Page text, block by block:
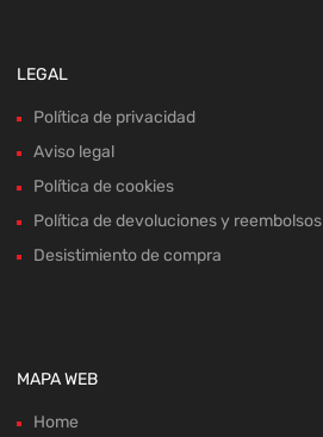
LEGAL
Política de privacidad
Aviso legal
Política de cookies
Política de devoluciones y reembolsos
Desistimiento de compra
MAPA WEB
Home